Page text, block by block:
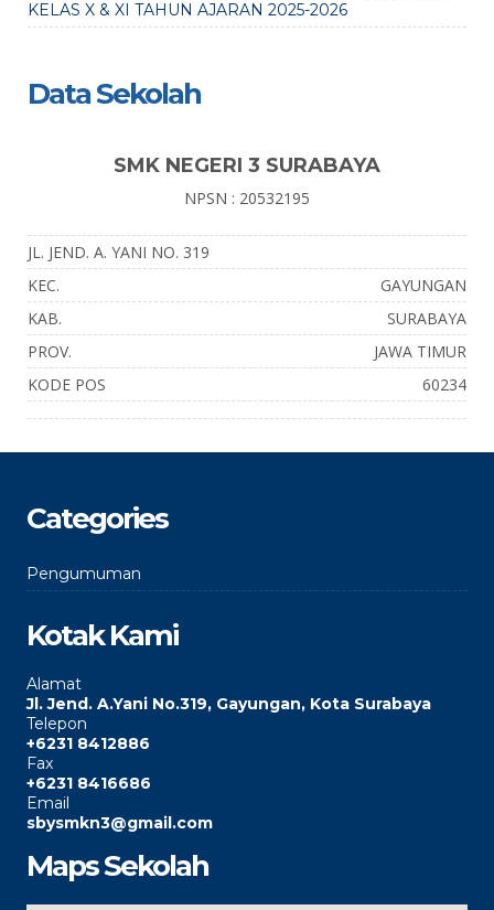
KELAS X & XI TAHUN AJARAN 2025-2026
Data Sekolah
SMK NEGERI 3 SURABAYA
NPSN : 20532195
JL. JEND. A. YANI NO. 319
KEC.
GAYUNGAN
KAB.
SURABAYA
PROV.
JAWA TIMUR
KODE POS
60234
Categories
Pengumuman
Kotak Kami
Alamat
Jl. Jend. A.Yani No.319, Gayungan, Kota Surabaya
Telepon
+6231 8412886
Fax
+6231 8416686
Email
sbysmkn3@gmail.com
Maps Sekolah